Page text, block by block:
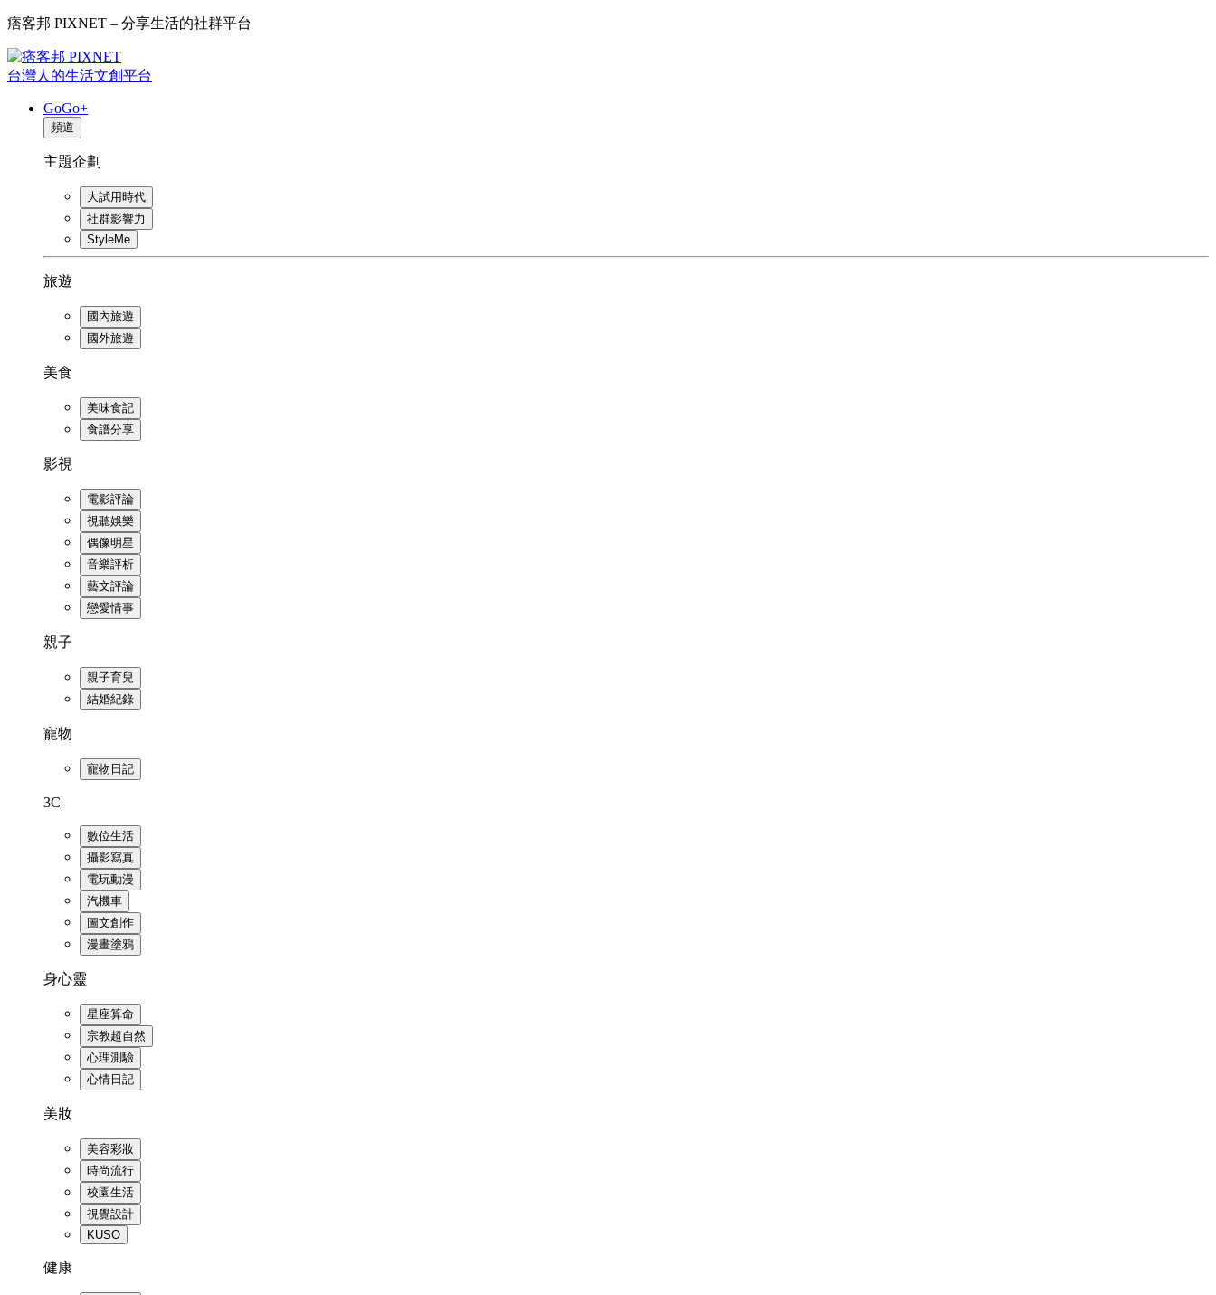
痞客邦 PIXNET – 分享生活的社群平台
台灣人的生活文創平台
GoGo+
頻道
主題企劃
大試用時代
社群影響力
StyleMe
旅遊
國內旅遊
國外旅遊
美食
美味食記
食譜分享
影視
電影評論
視聽娛樂
偶像明星
音樂評析
藝文評論
戀愛情事
親子
親子育兒
結婚紀錄
寵物
寵物日記
3C
數位生活
攝影寫真
電玩動漫
汽機車
圖文創作
漫畫塗鴉
身心靈
星座算命
宗教超自然
心理測驗
心情日記
美妝
美容彩妝
時尚流行
校園生活
視覺設計
KUSO
健康